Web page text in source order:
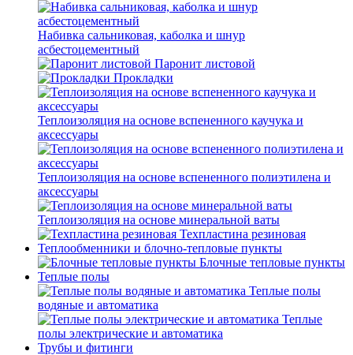
Набивка сальниковая, каболка и шнур
асбестоцементный
Паронит листовой
Прокладки
Теплоизоляция на основе вспененного каучука и
аксессуары
Теплоизоляция на основе вспененного полиэтилена и
аксессуары
Теплоизоляция на основе минеральной ваты
Техпластина резиновая
Теплообменники и блочно-тепловые пункты
Блочные тепловые пункты
Теплые полы
Теплые полы
водяные и автоматика
Теплые
полы электрические и автоматика
Трубы и фитинги